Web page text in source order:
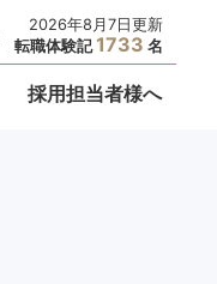
2026年8月7日更新
転職体験記1733 名
採用担当者様へ